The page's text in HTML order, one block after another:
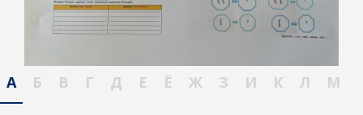
А Б В Г Д Е Ё Ж З И К Л
М